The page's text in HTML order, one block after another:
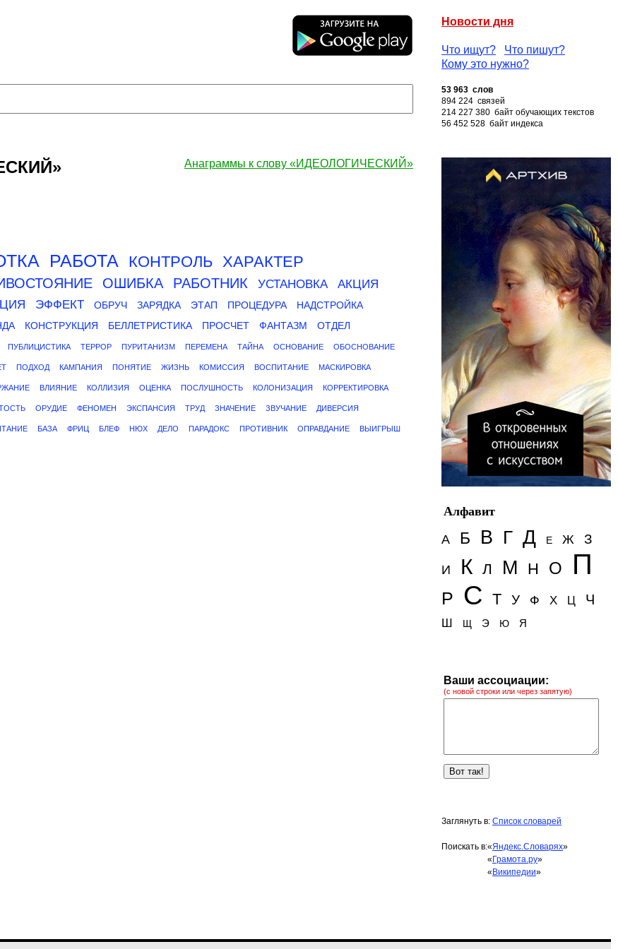
Новости дня
Что ищут?
Что пишут?
Кому это нужно?
53 963 слов
894 224 связей
214 227 380 байт обучающих текстов
56 452 528 байт индекса
Анаграммы к слову «ИДЕОЛОГИЧЕСКИЙ»
РАБОТА КОНТРОЛЬ ХАРАКТЕР
ОШИБКА РАБОТНИК УСТАНОВКА
АКЦИЯ
ЭФФЕКТ ОБРУЧ ЗАРЯДКА ЭТАП ПРОЦЕДУРА
НАДСТРОЙКА
КОНСТРУКЦИЯ БЕЛЛЕТРИСТИКА ПРОСЧЕТ ФАНТАЗМ
ОТДЕЛ
ПУБЛИЦИСТИКА ТЕРРОР ПУРИТАНИЗМ ПЕРЕМЕНА ТАЙНА ОСНОВАНИЕ ОБОСНОВАНИЕ
ПОДХОД КАМПАНИЯ ПОНЯТИЕ ЖИЗНЬ КОМИССИЯ ВОСПИТАНИЕ МАСКИРОВКА
ВЛИЯНИЕ КОЛЛИЗИЯ ОЦЕНКА ПОСЛУШНОСТЬ КОЛОНИЗАЦИЯ КОРРЕКТИРОВКА
ОРУДИЕ ФЕНОМЕН ЭКСПАНСИЯ ТРУД ЗНАЧЕНИЕ ЗВУЧАНИЕ ДИВЕРСИЯ
БАЗА ФРИЦ БЛЕФ НЮХ ДЕЛО ПАРАДОКС ПРОТИВНИК ОПРАВДАНИЕ ВЫИГРЫШ
Алфавит
А
Б В Г Д Е Ж З
И К Л М Н О П
Р С Т У Ф Х Ц Ч
Ш Щ Э Ю Я
Ваши ассоциации:
(с новой строки или через запятую)
Заглянуть в: Список словарей
Поискать в:«Яндекс.Словарях»
« Грамота.ру»
« Википедии»